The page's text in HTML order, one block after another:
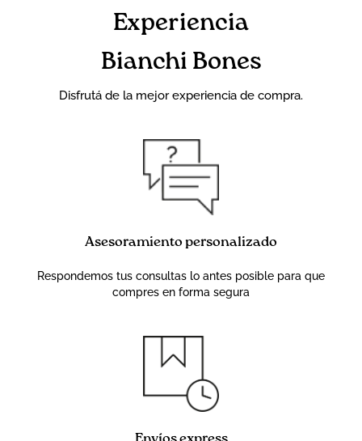
Experiencia
Bianchi Bones
Disfrutá de la mejor experiencia de compra.
Asesoramiento personalizado
Respondemos tus consultas lo antes posible para que
compres en forma segura